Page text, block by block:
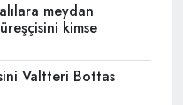
meydan
kimse
Valtteri Bottas